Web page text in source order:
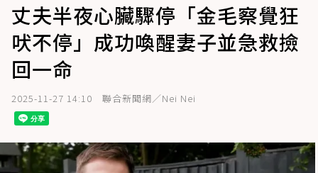
丈夫半夜心臟驟停「金毛察覺狂
吠不停」成功喚醒妻子並急救撿
回一命
2025-11-27 14:10 聯合新聞網／Nei Nei